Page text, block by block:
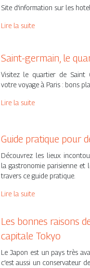
Site d’information sur les
Lire la suite
Saint-germain, le
Visitez le quartier de Saint
votre voyage à Paris : bons
Lire la suite
Guide pratique pour
Découvrez les lieux
la gastronomie parisienne
travers ce guide pratique.
Lire la suite
Les bonnes raisons
capitale Tokyo
Le Japon est un pays très
c’est aussi un conservateur